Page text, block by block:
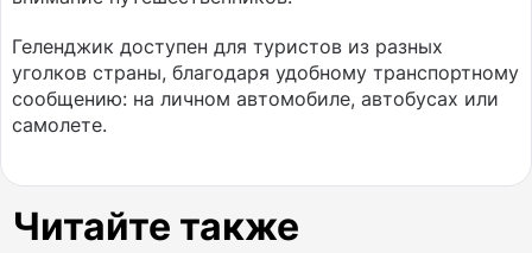
Геленджик доступен для туристов из разных
уголков страны, благодаря удобному транспортному
сообщению: на личном автомобиле, автобусах или
самолете.
Читайте также